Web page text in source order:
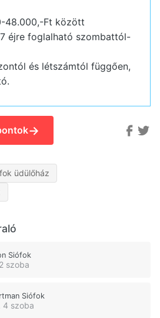
48.000,-Ft között
éjre foglalható szombattól-
és létszámtól függően,
→
üdülőház
Siófok
szoba
Siófok
4 szoba